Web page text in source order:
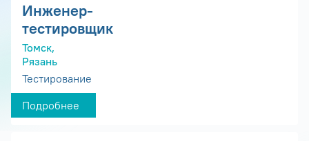
Инженер-
тестировщик
Томск,
Рязань
Тестирование
Подробнее